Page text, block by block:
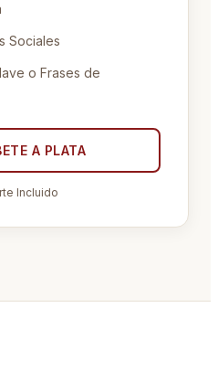
Sociales
o Frases de
A PLATA
Incluido